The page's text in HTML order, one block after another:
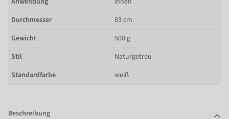
Durchmesser
83 cm
Gewicht
500 g
Stil
Naturgetreu
Standardfarbe
weiß
Beschreibung